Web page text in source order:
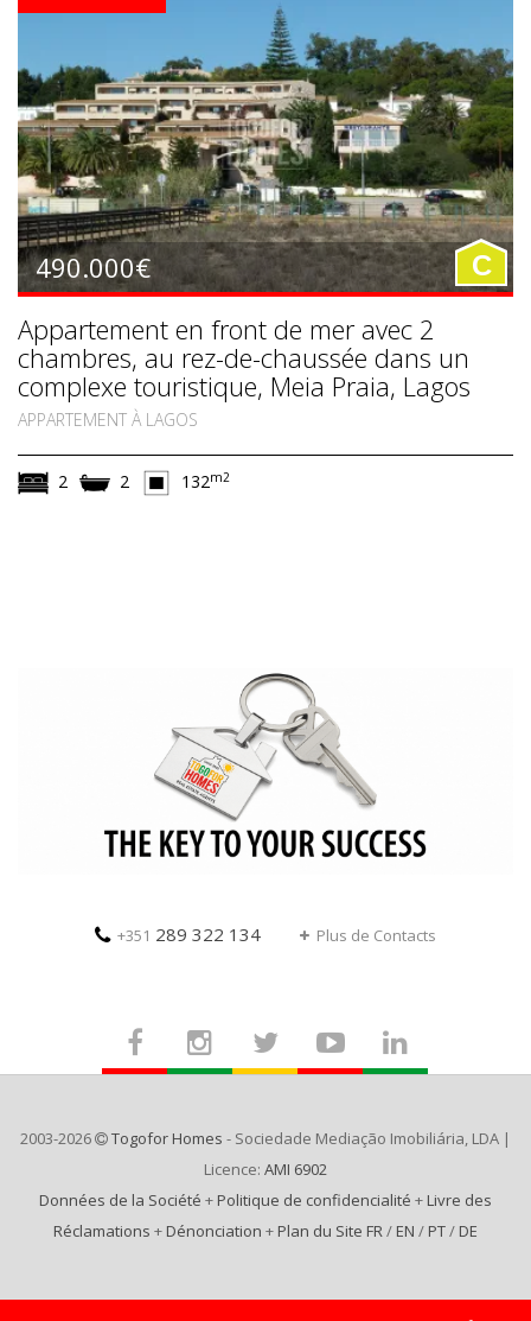
490.000€ C
Appartement en front de mer avec 2
chambres, au rez-de-chaussée dans un
complexe touristique, Meia Praia, Lagos
APPARTEMENT À LAGOS
2 2 132m2
+351 289 322 134 Plus de Contacts
2003-2026 Togofor Homes - Sociedade Mediação Imobiliária, LDA |
Licence: AMI 6902
Données de la Société + Politique de confidencialité + Livre des
Réclamations + Dénonciation + Plan du Site FR/ EN / PT/ DE